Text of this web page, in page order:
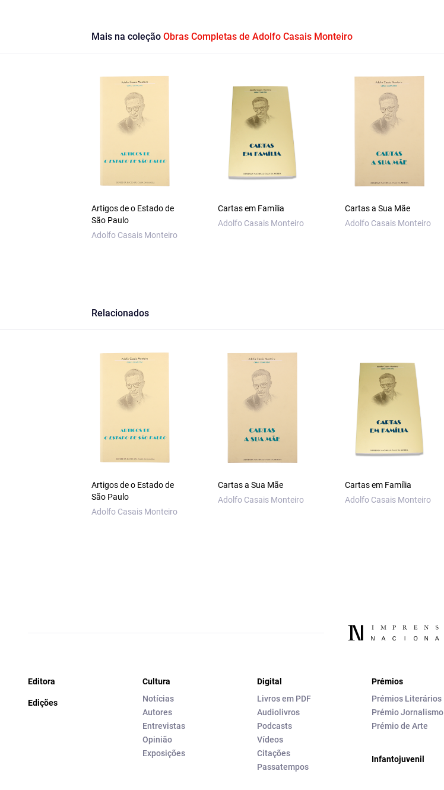
Mais na coleção Obras Completas de Adolfo Casais Monteiro
Artigos de o Estado de
São Paulo
Adolfo Casais Monteiro
Cartas em Família
Adolfo Casais Monteiro
Cartas a Sua Mãe
Adolfo Casais Monteiro
Relacionados
Artigos de o Estado de
São Paulo
Adolfo Casais Monteiro
Cartas a Sua Mãe
Adolfo Casais Monteiro
Cartas em Família
Adolfo Casais Monteiro
Editora
Edições
Cultura
Notícias
Autores
Entrevistas
Opinião
Exposições
Digital
Livros em PDF
Audiolivros
Podcasts
Vídeos
Citações
Passatempos
Prémios
Prémios Literários
Prémio Jornalismo
Prémio de Arte
Infantojuvenil